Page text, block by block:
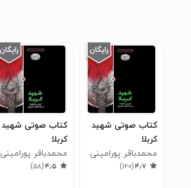
کتاب صوتی شهید
کربلا
محمدباقر پورامینی
۴٫۷(۱۲۰)
کتاب صوتی شهید
کربلا
محمدباقر پورامینی
۴٫۵(۵۸)